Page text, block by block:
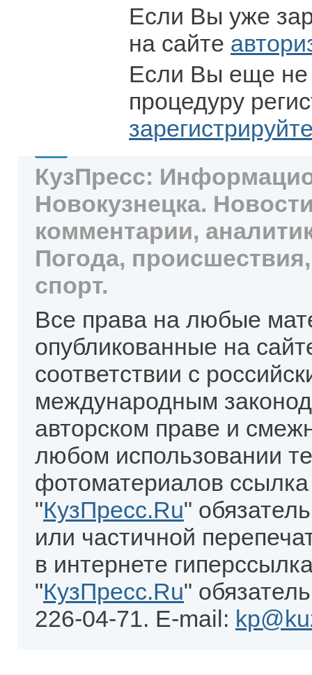
Если Вы уже
на сайте
Если Вы еще не
процедуру
КузПресс:
Новокузнецка.
комментарии,
Погода,
спорт.
Все права на любые
опубликованные на
соответствии с
международным
авторском праве и
любом использовании
фотоматериалов
"КузПресс.Ru"
или частичной
в интернете
"КузПресс.Ru"
226-04-71. E-mail: